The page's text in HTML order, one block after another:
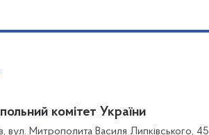
комітет України
вул. Митрополита Василя Липківського, 45